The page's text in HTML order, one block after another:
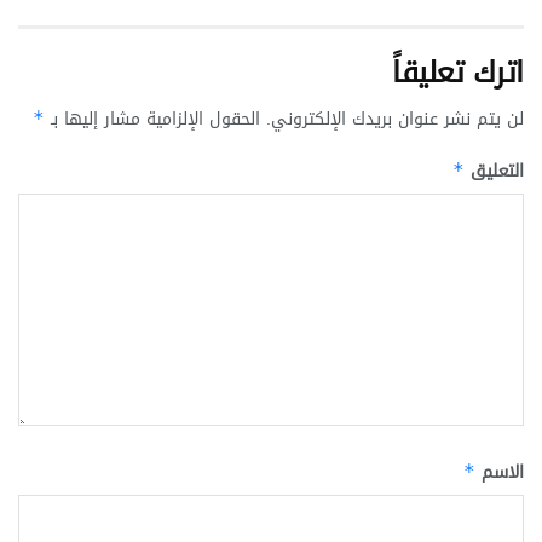
اترك تعليقاً
لن يتم نشر عنوان بريدك الإلكتروني. الحقول الإلزامية مشار إليها بـ *
التعليق *
الاسم *